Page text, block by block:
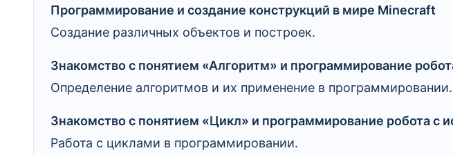
Программирование и создание конструкций в мире Minecraft
Создание различных объектов и построек.
Знакомство с понятием «Алгоритм» и программирование
Определение алгоритмов и их применение в программировании.
Знакомство с понятием «Цикл» и программирование робота с
Работа с циклами в программировании.